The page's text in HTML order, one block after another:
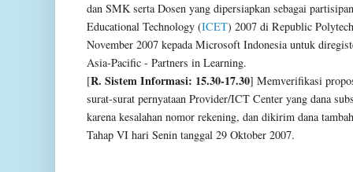
dan SMK serta Dosen yang dipersiapkan sebagai
Educational Technology (ICET) 2007 di Republic
November 2007 kepada Microsoft Indonesia untuk
Asia-Pacific - Partners in Learning.
[R. Sistem Informasi: 15.30-17.30] Memverifikasi
surat-surat pernyataan Provider/ICT Center yang dana
karena kesalahan nomor rekening, dan dikirim dana
Tahap VI hari Senin tanggal 29 Oktober 2007.